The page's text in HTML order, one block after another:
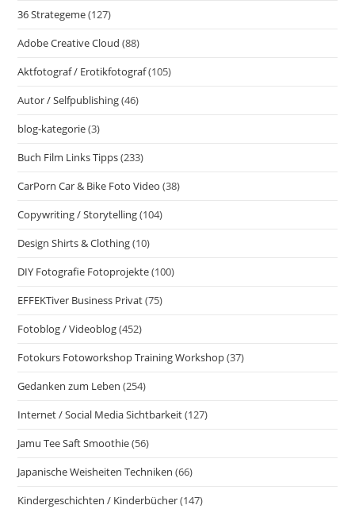
36 Strategeme(127)
Adobe Creative Cloud (88)
Aktfotograf / Erotikfotograf(105)
Autor / Selfpublishing(46)
blog-kategorie(3)
Buch Film Links Tipps(233)
CarPorn Car & Bike Foto Video (38)
Copywriting / Storytelling(104)
Design Shirts & Clothing(10)
DIY Fotografie Fotoprojekte(100)
EFFEKTiver Business Privat(75)
Fotoblog / Videoblog(452)
Fotokurs Fotoworkshop Training Workshop(37)
Gedanken zum Leben (254)
Internet / Social Media Sichtbarkeit(127)
Jamu Tee Saft Smoothie(56)
Japanische Weisheiten Techniken (66)
Kindergeschichten / Kinderbücher(147)